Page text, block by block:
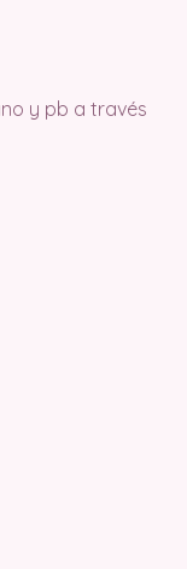
y pb a través